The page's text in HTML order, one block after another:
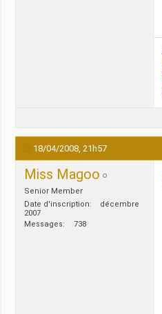
18/04/2008, 21h57
Miss Magoo
Senior Member
Date d'inscription
décembre
2007
Messages
738